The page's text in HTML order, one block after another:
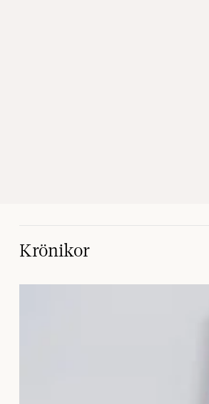
Krönikor